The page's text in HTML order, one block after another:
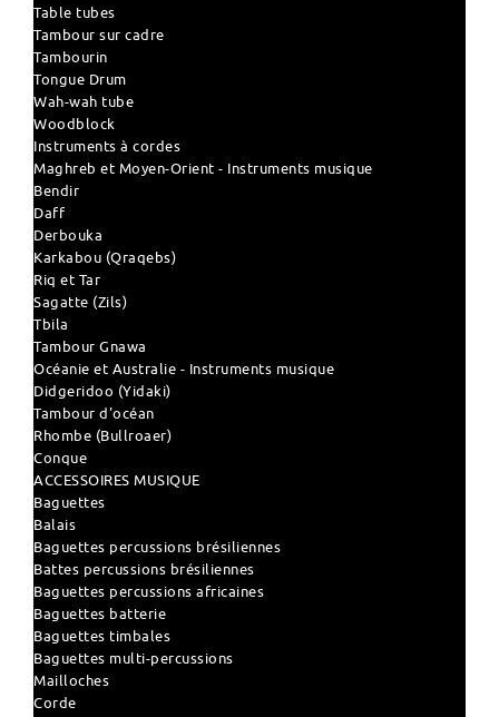
Table tubes
Tambour sur cadre
Tambourin
Tongue Drum
Wah-wah tube
Woodblock
Instruments à cordes
Maghreb et Moyen-Orient - Instruments musique
Bendir
Daff
Derbouka
Karkabou (Qraqebs)
Riq et Tar
Sagatte (Zils)
Tbila
Tambour Gnawa
Océanie et Australie - Instruments musique
Didgeridoo (Yidaki)
Tambour d'océan
Rhombe (Bullroaer)
Conque
ACCESSOIRES MUSIQUE
Baguettes
Balais
Baguettes percussions brésiliennes
Battes percussions brésiliennes
Baguettes percussions africaines
Baguettes batterie
Baguettes timbales
Baguettes multi-percussions
Mailloches
Corde